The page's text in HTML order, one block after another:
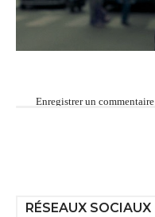
Enregistrer un commentaire
RÉSEAUX SOCIAUX